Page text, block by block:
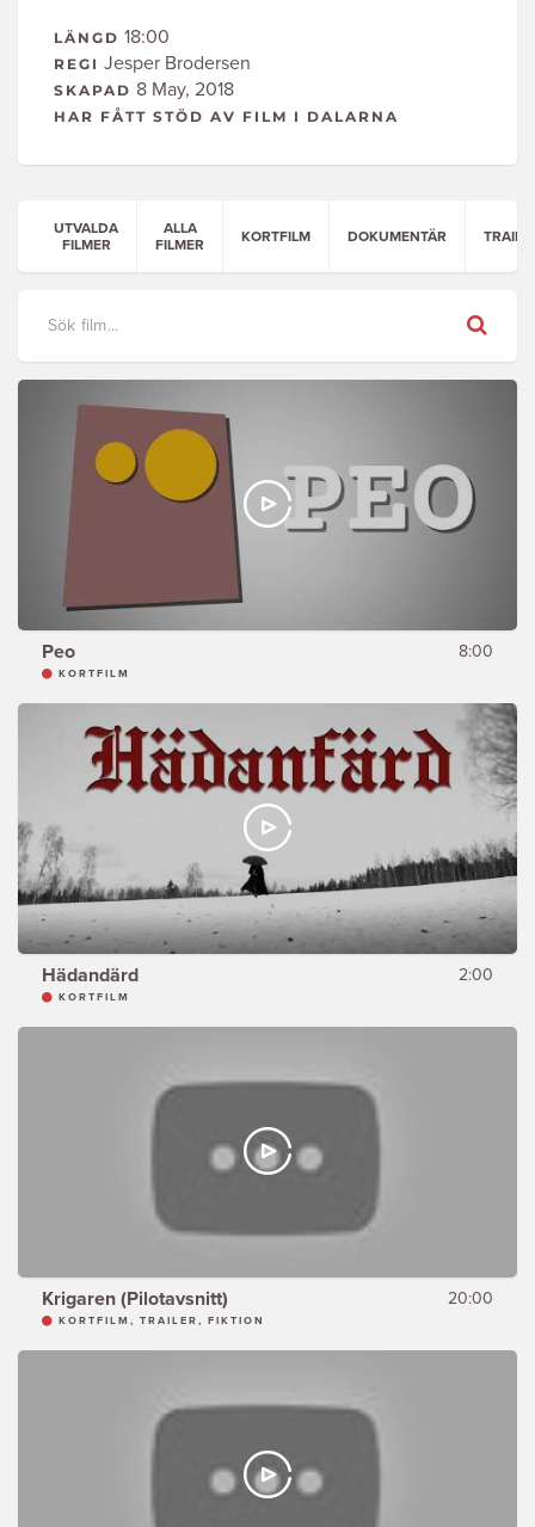
LÄNGD 18:00
REGI Jesper Brodersen
SKAPAD 8 May, 2018
HAR FÅTT STÖD AV FILM I DALARNA
UTVALDA
FILMER
ALLA
FILMER
KORTFILM DOKUMENTÄR
Sök
Peo 8:00
KORTFILM
Hädandärd 2:00
KORTFILM
Krigaren (Pilotavsnitt) 20:00
KORTFILM, TRAILER, FIKTION